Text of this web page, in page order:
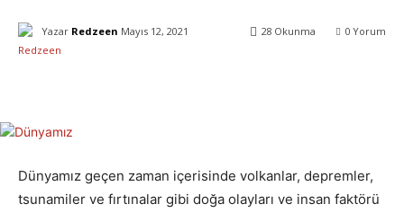
Yazar Redzeen Mayıs 12, 2021 0 Yorum
28 Okunma
Dünyamız geçen zaman içerisinde volkanlar, depremler,
tsunamiler ve fırtınalar gibi doğa olayları ve insan faktörü